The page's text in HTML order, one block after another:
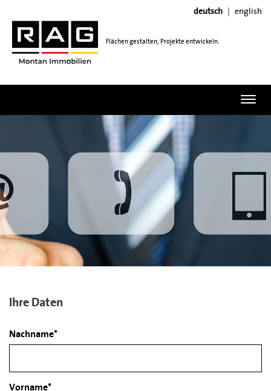
deutsch english
Flächen gestalten, Projekte entwickeln.
Ihre Daten
Nachname*
Vorname*